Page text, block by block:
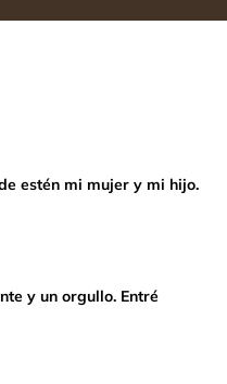
estén mi mujer y mi hijo.
y un orgullo. Entré